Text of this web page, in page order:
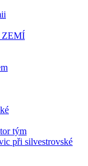
ZEMÍ
tým
při silvestrovské